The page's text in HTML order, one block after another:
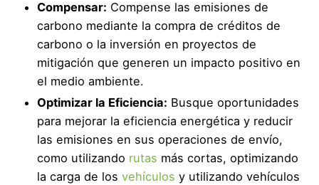
Compensar: Compense las emisiones de
carbono mediante la compra de créditos de
carbono o la inversión en proyectos de
mitigación que generen un impacto positivo en
el medio ambiente.
Optimizar la Eficiencia: Busque oportunidades
para mejorar la eficiencia energética y reducir
las emisiones en sus operaciones de envío,
como utilizando rutas más cortas, optimizando
la carga de los vehículos y utilizando vehículos